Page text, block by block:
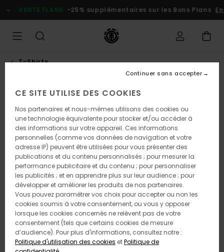
l'information
VENTE FLASH -25% supplémentaires sur les Bons Plans En
T-Shirts
CE SITE UTILISE DES COOKIES
Nos partenaires et nous-mêmes utilisons des cookies ou
une technologie équivalente pour stocker et/ou accéder à
des informations sur votre appareil. Ces informations
personnelles (comme vos données de navigation et votre
adresse IP) peuvent être utilisées pour vous présenter des
publications et du contenu personnalisés ; pour mesurer la
performance publicitaire et du contenu ; pour personnaliser
les publicités ; et en apprendre plus sur leur audience ; pour
développer et améliorer les produits de nos partenaires.
Vous pouvez paramétrer vos choix pour accepter ou non les
cookies soumis à votre consentement, ou vous y opposer
lorsque les cookies concernés ne relèvent pas de votre
consentement (tels que certains cookies de mesure
d’audience). Pour plus d'informations, consultez notre :
Politique d'utilisation des cookies etPolitique de
Continuer sans accepter